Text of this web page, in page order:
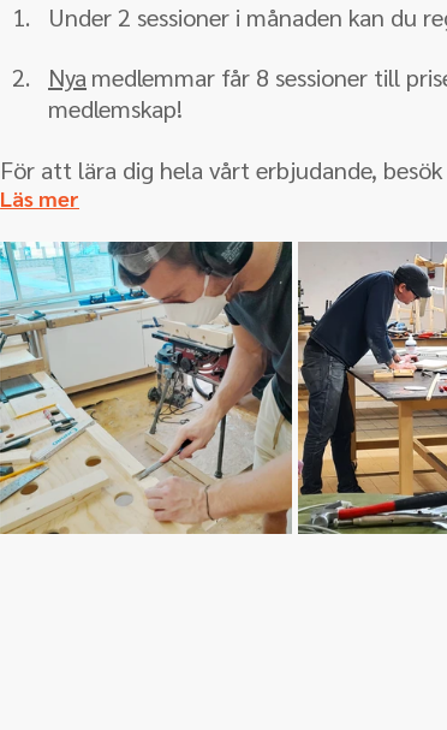
Under 2 sessioner i månaden kan du
Nya medlemmar får 8 sessioner till
medlemskap!
För att lära dig hela vårt erbjudande,
Läs mer